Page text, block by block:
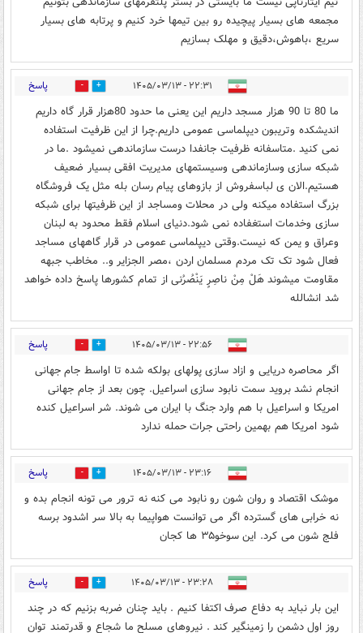
مجمعه های بسیار پیچیده رو بین تیمها خرد کنیم و پرتابه های بسیار
سریع ،باهوش،دقیق و مهلک بسازیم
۲۲:۳۱ - ۱۴۰۵/۰۳/۱۳ 1 پاسخ
ما 80 تا 90 هزار مسجد داریم این یعنی ما حدود 80هزار قرار گاه داریم
اندیشکده وتریبون دیپلماسی عمومی داریم.چرا از این ظرفیت استفاده
نمی کنید .متاسفانه ظرفیت جانفدا درست سازماندهی نمیشود .ما در
شبکه سازی وسازماندهی وسیستمهای مدیریت افقی بسیار ضعیف
هستیم.الان ی لباسفروش از بازوهای پیام رسان بله مثل یک فروشگاه
بزرگ استفاده میکنه ولی در محلات ومساجد از این ظرفیتها برای شبکه
سازی وخدمات استغفاده نمی شود.دنیای اسلام فقط محدود به لبنان
وعراق و یمن که نیست.وقتی دیپلماسی عمومی در قرار گاههای مساجد
فعال شود تک تک مردم مسلمان اردن ،مصر الجزایر و.. مخاطب جبهه
مقاومت میشوند هَلْ مِنْ ناصِرٍ یَنْصُرُنی از تمام کشورها پاسخ داده خواهد
شد انشالله
۲۲:۵۶ - ۱۴۰۵/۰۳/۱۳ 1 پاسخ
اگر‌ محاصره دریایی و ازاد سازی پولهای بولکه شده تا اواسط جام جهانی
انجام نشد بروید سمت نابود سازی اسراعیل. چون بعد از جام جهانی
امریکا و اسراعیل با هم وارد جنگ با ایران می شوند. شر اسراعیل کنده
شود امریکا هم بهمین راحتی جرات حمله ندارد
۲۳:۱۶ - ۱۴۰۵/۰۳/۱۳ 0 پاسخ
موشک اقتصاد و روان شون رو نابود می کنه نه ترور می تونه انجام بده و
نه خرابی های گسترده اگر می توانست هواپیما به بالا سر اشدود برسه
فلج شون می کرد. این سوخو۳۵ ها کجان
۲۳:۲۸ - ۱۴۰۵/۰۳/۱۳ 0 پاسخ
این بار نباید به دفاع صرف اکتفا کنیم . باید چنان ضربه بزنیم که در چند
روز اول دشمن را زمینگیر کند . نیروهای مسلح ما شجاع و قدرتمند توان